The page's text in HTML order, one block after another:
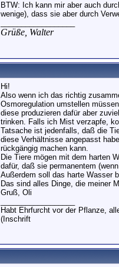
BTW: Ich kann mir aber auch
wenige), dass sie aber durch
Grüße, Walter
Hi!
Also wenn ich das richtig
Osmoregulation umstellen
diese produzieren dafür aber
trinken. Falls ich Mist verzapfe,
Tatsache ist jedenfalls, daß die
diese Verhältnisse angepasst
rückgängig machen kann.
Die Tiere mögen mit dem harten
dafür, daß sie permanentem
Außerdem soll das harte Wasser
Das sind alles Dinge, die meiner
Gruß, Oli
Habt Ehrfurcht vor der Pflanze,
(Inschrift